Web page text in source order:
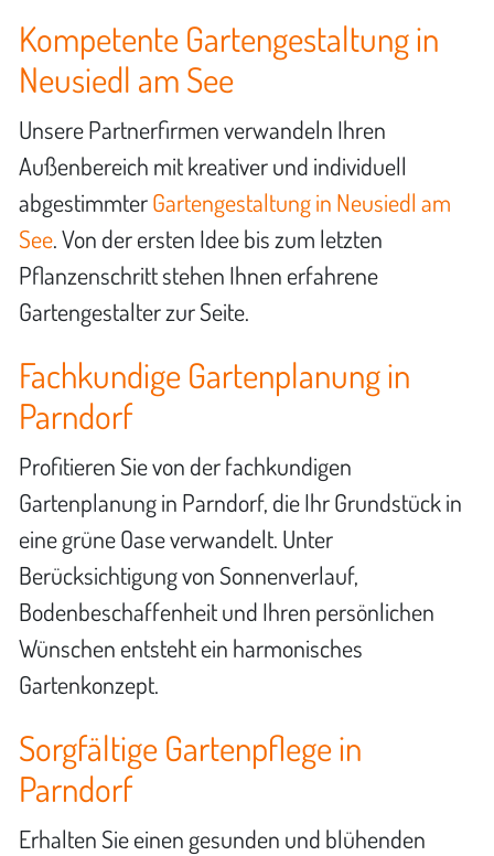
Kompetente Gartengestaltung in
Neusiedl am See
Unsere Partnerfirmen verwandeln Ihren
Außenbereich mit kreativer und individuell
abgestimmterGartengestaltung in Neusiedl am
See. Von der ersten Idee bis zum letzten
Pflanzenschritt stehen Ihnen erfahrene
Gartengestalter zur Seite.
Fachkundige Gartenplanung in
Parndorf
Profitieren Sie von der fachkundigen
Gartenplanung in Parndorf, die Ihr Grundstück in
eine grüne Oase verwandelt. Unter
Berücksichtigung von Sonnenverlauf,
Bodenbeschaffenheit und Ihren persönlichen
Wünschen entsteht ein harmonisches
Gartenkonzept.
Sorgfältige Gartenpflege in
Parndorf
Erhalten Sie einen gesunden und blühenden